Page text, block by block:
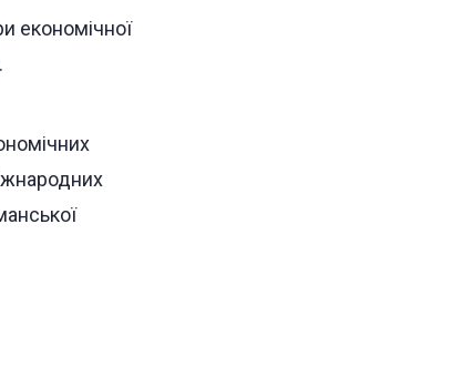
економічної
.